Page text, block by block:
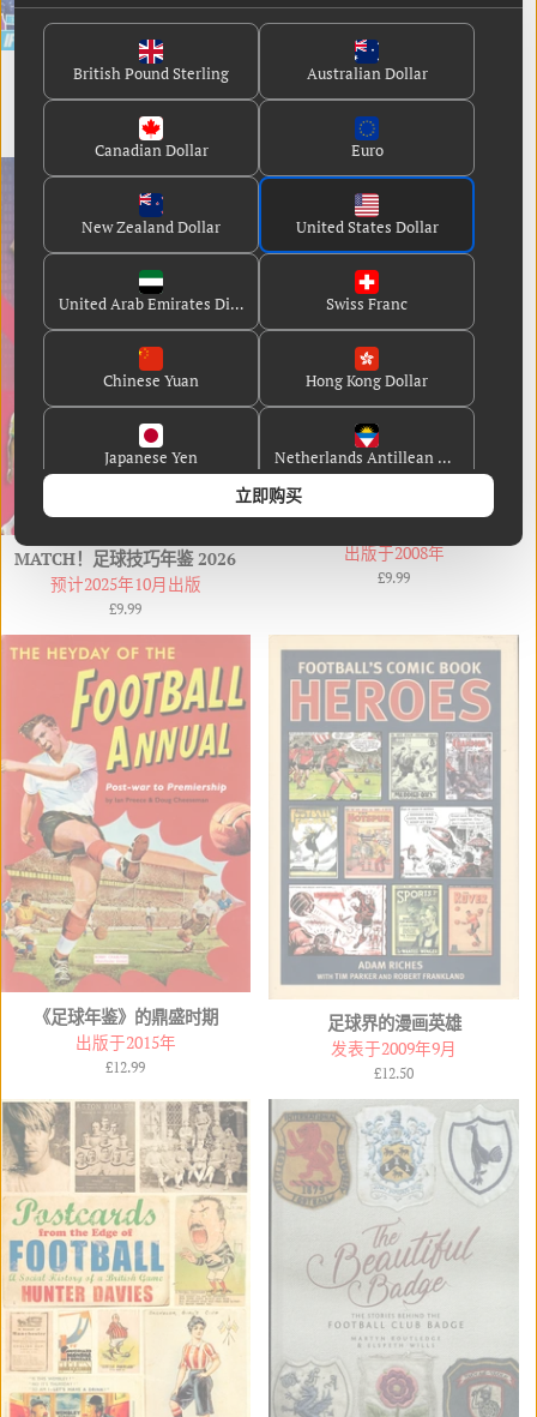
2026年每日比赛年鉴
现货供应，2天内送达。
规
£9.99
Match Annual 2026：英国最畅
销的足球年鉴！
现货供应，2天内送达。
规
价
格
MATCH！足球技巧年鉴 2026
预计2025年10月出版
常
价
£9.99
出版于2008年
常
£9.99
《足球年鉴》的鼎盛时期
出版于2015年
常
价
格
£12.99
足球界的漫画英雄
发表于2009年9月
常
价
格
£12.50
British Pound Sterling Australian Dollar
Canadian Dollar Euro
New Zealand Dollar United States Dollar
United Arab Emirates Dirham Swiss Franc
Chinese Yuan Hong Kong Dollar
Japanese Yen Netherlands Antillean Guilder
Jersey Pound
English French
German Spanish
Portuguese (Brazil) Hindi
Turkish Korean
Japanese Czech
Italian
Finnish Swedish
Norwegian Hungarian
Polish Bosnian
Croatian Danish
立即购买